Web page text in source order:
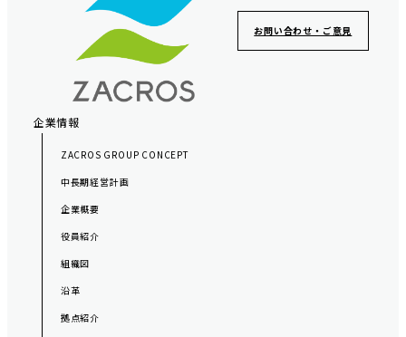
ビ
お問い合わせ・ご意見
企業情報
ZACROS GROUP CONCEPT
中長期経営計画
企業概要
役員紹介
組織図
沿革
拠点紹介